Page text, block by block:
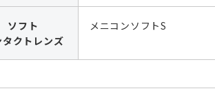
ソフト
タクトレンズ
メニコンソフトS